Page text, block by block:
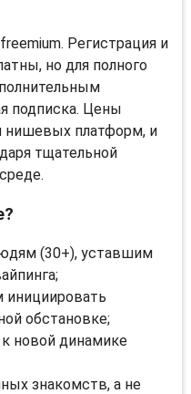
Регистрация и
но для полного
подписка. Цены
нишевых платформ, и
тщательной
(30+), уставшим
обстановке;
новой динамике
знакомств, а не